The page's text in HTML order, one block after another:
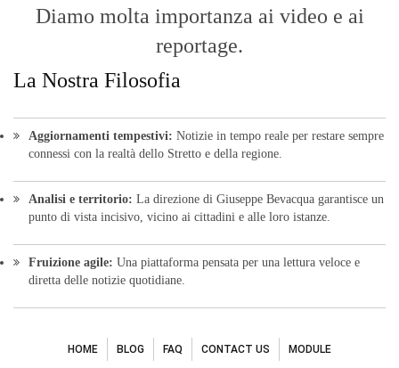
Diamo molta importanza ai video e ai
reportage.
La Nostra Filosofia
Aggiornamenti tempestivi: Notizie in tempo reale per restare sempre
connessi con la realtà dello Stretto e della regione.
Analisi e territorio: La direzione di Giuseppe Bevacqua garantisce un
punto di vista incisivo, vicino ai cittadini e alle loro istanze.
Fruizione agile: Una piattaforma pensata per una lettura veloce e
diretta delle notizie quotidiane.
HOME BLOG FAQ CONTACT US MODULE